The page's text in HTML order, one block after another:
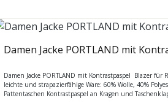
Damen Jacke PORTLAND mit Kontrastpaspel Blazer für
leichte und strapazierfähige Ware: 60% Wolle, 40%
Pattentaschen Kontrastpaspel an Kragen und